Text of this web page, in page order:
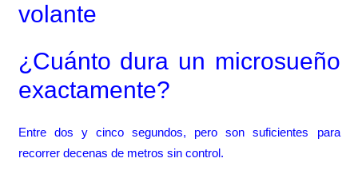
volante
¿Cuánto dura un microsueño
exactamente?
Entre dos y cinco segundos, pero son suficientes para
recorrer decenas de metros sin control.